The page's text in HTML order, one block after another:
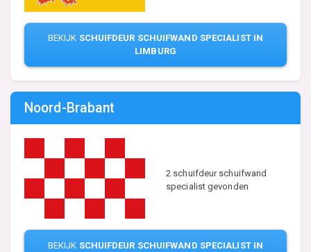
BEKIJK SCHUIFDEUR SCHUIFWAND SPECIALIST IN
LIMBURG
Noord-Brabant
2 schuifdeur schuifwand
specialist gevonden
BEKIJK SCHUIFDEUR SCHUIFWAND SPECIALIST IN